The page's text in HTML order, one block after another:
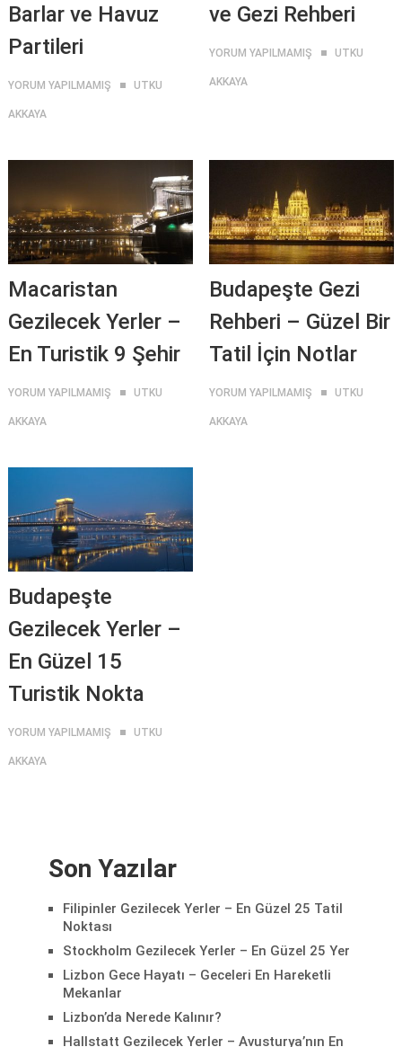
Barlar ve Havuz
Partileri
YORUM YAPILMAMIŞ UTKU
AKKAYA
ve Gezi Rehberi
YORUM YAPILMAMIŞ UTKU
AKKAYA
Macaristan
Gezilecek Yerler –
En Turistik 9 Şehir
YORUM YAPILMAMIŞ UTKU
AKKAYA
Budapeşte Gezi
Rehberi – Güzel Bir
Tatil İçin Notlar
YORUM YAPILMAMIŞ UTKU
AKKAYA
Budapeşte
Gezilecek Yerler –
En Güzel 15
Turistik Nokta
YORUM YAPILMAMIŞ UTKU
AKKAYA
Son Yazılar
Filipinler Gezilecek Yerler – En Güzel 25 Tatil
Noktası
Stockholm Gezilecek Yerler – En Güzel 25 Yer
Lizbon Gece Hayatı – Geceleri En Hareketli
Mekanlar
Lizbon’da Nerede Kalınır?
Hallstatt Gezilecek Yerler – Avusturya’nın En